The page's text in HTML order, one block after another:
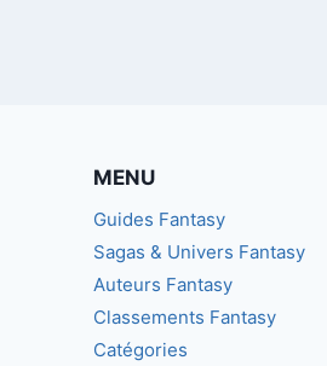
MENU
Guides Fantasy
Sagas & Univers Fantasy
Auteurs Fantasy
Classements Fantasy
Catégories